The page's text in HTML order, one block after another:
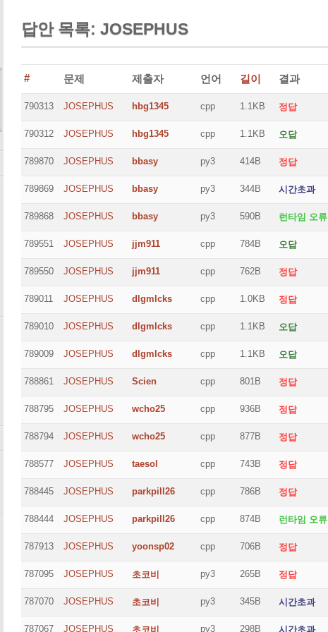
답안 목록: JOSEPHUS
# 문제 제출자 언어 길이 결과
790313 JOSEPHUS hbg1345 cpp 1.1KB 정답
790312 JOSEPHUS hbg1345 cpp 1.1KB 오답
789870 JOSEPHUS bbasy py3 414B 정답
789869 JOSEPHUS bbasy py3 344B 시간초과
789868 JOSEPHUS bbasy py3 590B 런타임 오류
789551 JOSEPHUS jjm911 cpp 784B 오답
789550 JOSEPHUS jjm911 cpp 762B 정답
789011 JOSEPHUS dlgmlcks cpp 1.0KB 정답
789010 JOSEPHUS dlgmlcks cpp 1.1KB 오답
789009 JOSEPHUS dlgmlcks cpp 1.1KB 오답
788861 JOSEPHUS Scien cpp 801B 정답
788795 JOSEPHUS wcho25 cpp 936B 정답
788794 JOSEPHUS wcho25 cpp 877B 정답
788577 JOSEPHUS taesol cpp 743B 정답
788445 JOSEPHUS parkpill26 cpp 786B 정답
788444 JOSEPHUS parkpill26 cpp 874B 런타임 오류
787913 JOSEPHUS yoonsp02 cpp 706B 정답
787095 JOSEPHUS 초코비 py3 265B 정답
787070 JOSEPHUS 초코비 py3 345B 시간초과
787067 JOSEPHUS 초코비 py3 298B 시간초과